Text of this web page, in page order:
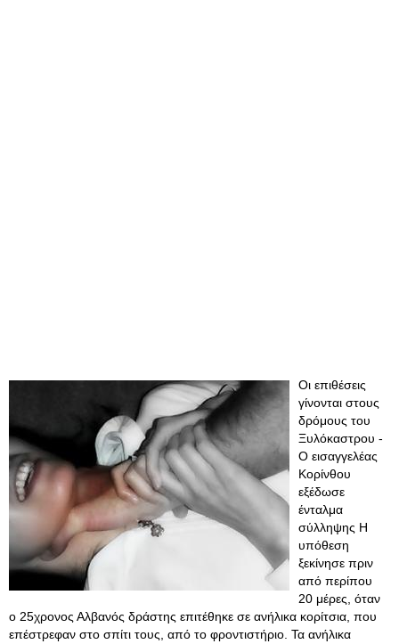
Οι επιθέσεις
γίνονται στους
δρόμους του
Ξυλόκαστρου -
Ο εισαγγελέας
Κορίνθου
εξέδωσε
ένταλμα
σύλληψης Η
υπόθεση
ξεκίνησε πριν
από περίπου
20 μέρες, όταν
ο 25χρονος Αλβανός δράστης επιτέθηκε σε ανήλικα κορίτσια, που
επέστρεφαν στο σπίτι τους, από το φροντιστήριο. Τα ανήλικα